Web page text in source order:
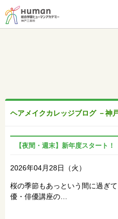
ヘアメイクカレッジブログ －神
【夜間・週末】新年度スタート！
2026年04月28日（火）
桜の季節もあっという間に過ぎ
優・俳優講座の…